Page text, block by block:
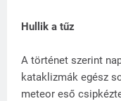
Hullik a tűz
A történet szerint
kataklizmák egész
meteor eső